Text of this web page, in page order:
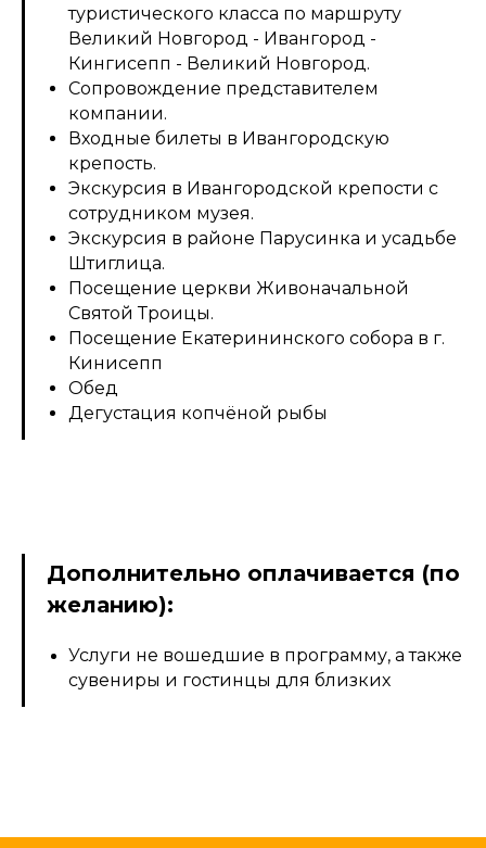
туристического класса по маршруту
Великий Новгород - Ивангород -
Кингисепп - Великий Новгород.
Сопровождение представителем
компании.
Входные билеты в Ивангородскую
крепость.
Экскурсия в Ивангородской крепости с
сотрудником музея.
Экскурсия в районе Парусинка и усадьбе
Штиглица.
Посещение церкви Живоначальной
Святой Троицы.
Посещение Екатерининского собора в г.
Кинисепп
Обед
Дегустация копчёной рыбы
Дополнительно оплачивается (по
желанию):
Услуги не вошедшие в программу, а также
сувениры и гостинцы для близких